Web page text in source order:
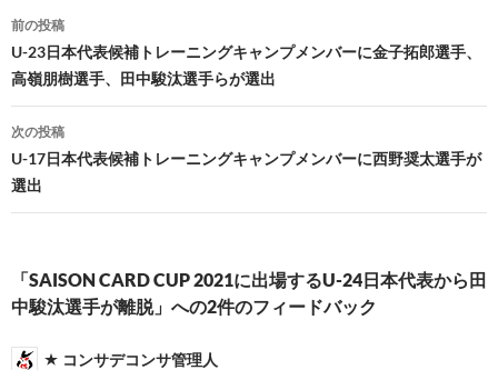
投
稿
ナ
ビ
ゲ
ー
ョ
ン
前の投稿
U-23日本代表候補トレーニングキャンプメンバーに金子拓郎選手、
高嶺朋樹選手、田中駿汰選手らが選出
次の投稿
U-17日本代表候補トレーニングキャンプメンバーに西野奨太選手が
選出
「SAISON CARD CUP 2021に出場するU-24日本代表から田
中駿汰選手が離脱」への2件のフィードバック
コンサデコンサ管理人